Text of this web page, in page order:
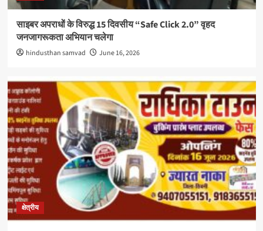
साइबर अपराधों के विरुद्ध 15 दिवसीय “Safe Click 2.0” वृहद
जनजागरूकता अभियान चलेगा
hindusthan samvad June 16, 2026
क्षेत्रीय